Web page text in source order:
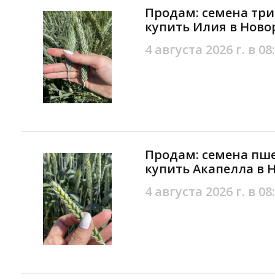
Продам: семена
купить Илия в
4 августа 2026 г. в
Продам: семена
купить Акапелла в
4 августа 2026 г. в